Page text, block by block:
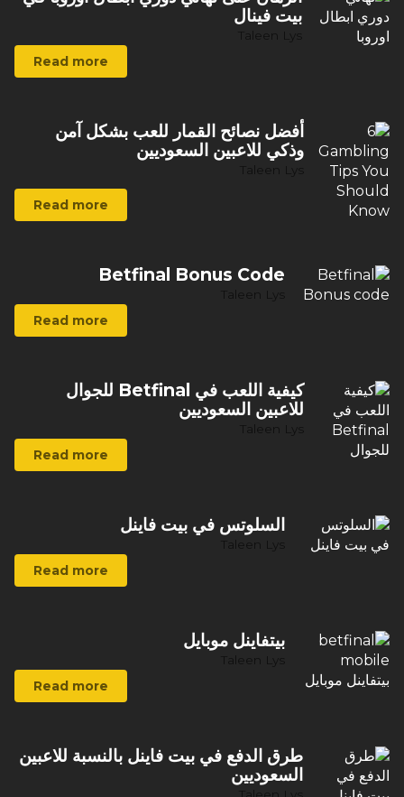
بيت فينال
Read more
أفضل نصائح القمار للعب بشكل آمن
وذكي للاعبين السعوديين
Read more
Betfinal Bonus Code
Read more
كيفية اللعب في Betfinal للجوال
للاعبين السعوديين
Read more
السلوتس في بيت فاينل
Read more
بيتفاينل موبايل
Read more
طرق الدفع في بيت فاينل بالنسبة للاعبين
السعوديين